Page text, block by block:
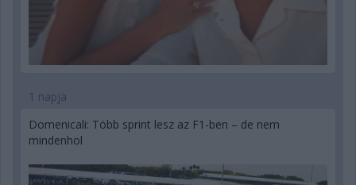
1 napja
Domenicali: Több sprint lesz az F1-ben – de nem
mindenhol